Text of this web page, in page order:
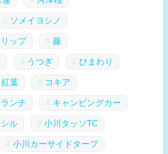
ソメイヨシノ
ップ 藤
うつぎ ひまわり
紅葉 コキア
ンチ キャンピングカー
ル 小川タッソTC
小川カーサイドタープ